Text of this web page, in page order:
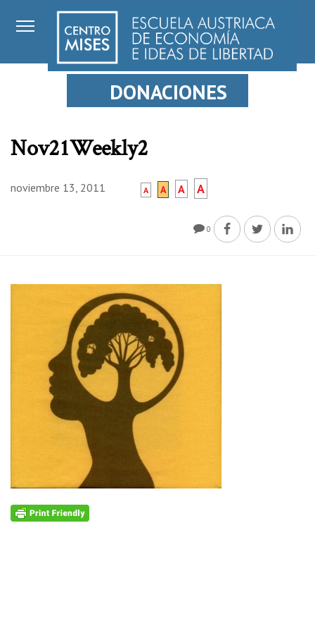
DONACIONES
Nov21Weekly2
noviembre 13, 2011 A A A A
0